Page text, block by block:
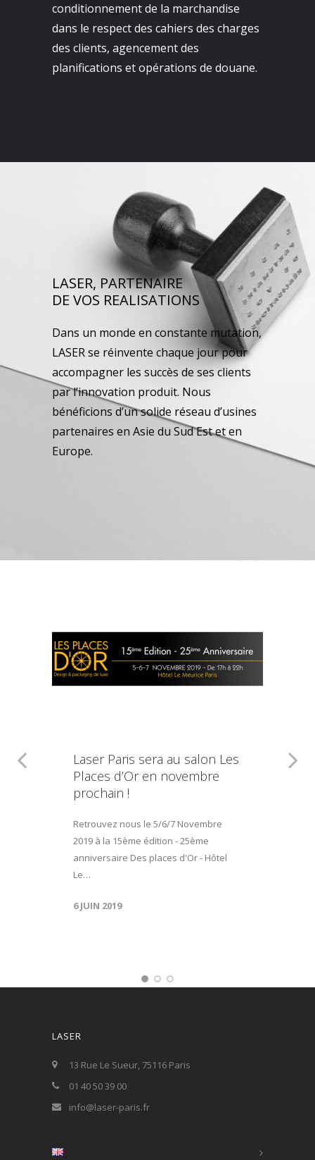
conditionnement de la marchandise
dans le respect des cahiers des charges
des clients, agencement des
planifications et opérations de douane.
LASER, PARTENAIRE
DE VOS REALISATIONS
Dans un monde en constante mutation,
LASER se réinvente chaque jour pour
accompagner les succès de ses clients
par l’innovation produit. Nous
bénéficions d’un solide réseau d’usines
partenaires en Asie du Sud Est et en
Europe.
Laser Paris sera au salon Les
Places d’Or en novembre
prochain !
Retrouvez nous le 5/6/7 Novembre
2019 à la 15ème édition - 25ème
anniversaire Des places d'Or - Hôtel
Le…
6 JUIN 2019
LASER
13 Rue Le Sueur, 75116 Paris
01 40 50 39 00
info@laser-paris.fr